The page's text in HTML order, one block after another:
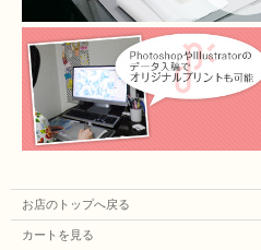
お店のトップへ戻る
カートを見る